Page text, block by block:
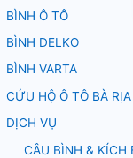
BÌNH Ô TÔ
BÌNH DELKO
BÌNH VARTA
CỨU HỘ Ô TÔ BÀ
DỊCH VỤ
CÂU BÌNH & KÍCH